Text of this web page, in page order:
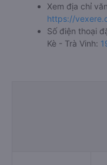
Xem địa chỉ
https://
Số điện thoại
Kè - Trà Vinh: